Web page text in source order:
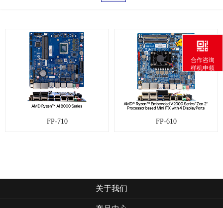
FP-710 FP-610
关于我们
合作咨询
样机申领